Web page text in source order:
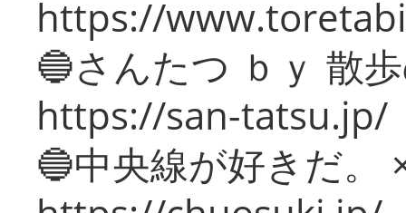
https://
🔵さんたつ ｂｙ 散
https://san-tatsu.jp/
🔵中央線が好きだ。